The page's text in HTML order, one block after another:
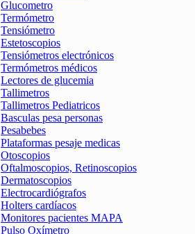
Glucometro
Termómetro
Tensiómetro
Estetoscopios
Tensiómetros electrónicos
Termómetros médicos
Lectores de glucemia
Tallimetros
Tallimetros Pediatricos
Basculas pesa personas
Pesabebes
Plataformas pesaje medicas
Otoscopios
Oftalmoscopios, Retinoscopios
Dermatoscopios
Electrocardiógrafos
Holters cardíacos
Monitores pacientes MAPA
Pulso Oxímetro